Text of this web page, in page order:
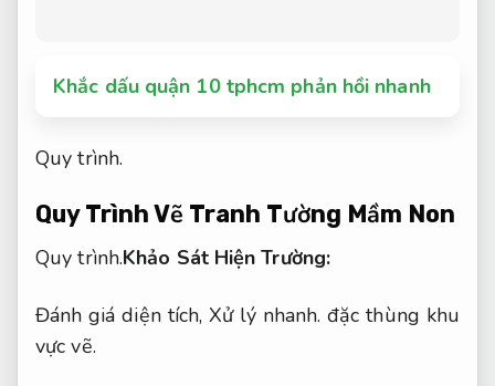
Khắc dấu quận 10 tphcm phản hồi nhanh
Quy trình.
Quy Trình Vẽ Tranh Tường Mầm Non
Quy trình.Khảo Sát Hiện Trường:
Đánh giá diện tích, Xử lý nhanh. đặc thùng khu
vực vẽ.